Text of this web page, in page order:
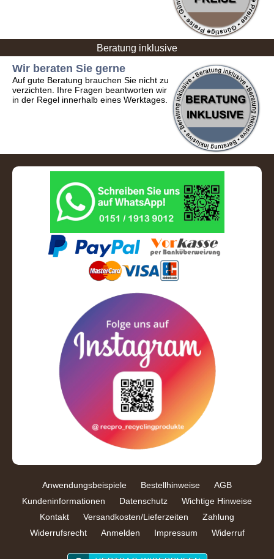
Beratung inklusive
Wir beraten Sie gerne
Auf gute Beratung brauchen Sie nicht zu
verzichten. Ihre Fragen beantworten wir
in der Regel innerhalb eines Werktages.
Anwendungsbeispiele Bestellhinweise
AGB
Kundeninformationen
Datenschutz
Wichtige Hinweise
Kontakt
Versandkosten/Lieferzeiten
Zahlung
Widerrufsrecht
Anmelden Impressum Widerruf